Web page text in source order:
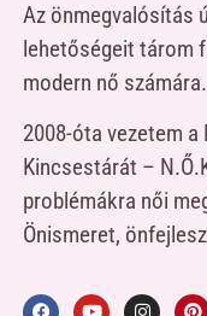
Az önmegvalósítás
lehetőségeit tárom
modern nő számára.
2008-óta vezetem
Kincsestárát –
problémákra női
Önismeret,